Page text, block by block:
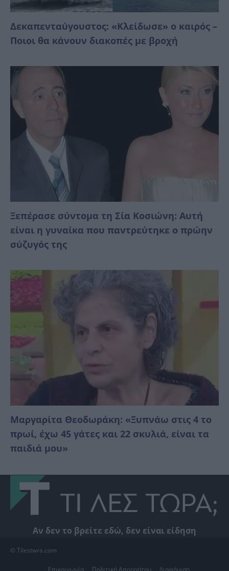
Δεκαπενταύγουστος: «Κλείδωσε» ο καιρός –
Ποιοι θα κάνουν διακοπές με βροχή
Ξεπέρασε σύντομα τη Σία Κοσιώνη: Αυτή
είναι η γυναίκα που παντρεύτηκε ο πρώην
σύζυγός της
Μαργαρίτα Θεοδωράκη: «Ξυπνάω στις 4 το
πρωί, έχω 45 γάτες και 22 σκυλιά, είναι τα
παιδιά μου»
Αν δεν το βρείτε εδώ, δεν είναι είδηση
© Tilestwra.com